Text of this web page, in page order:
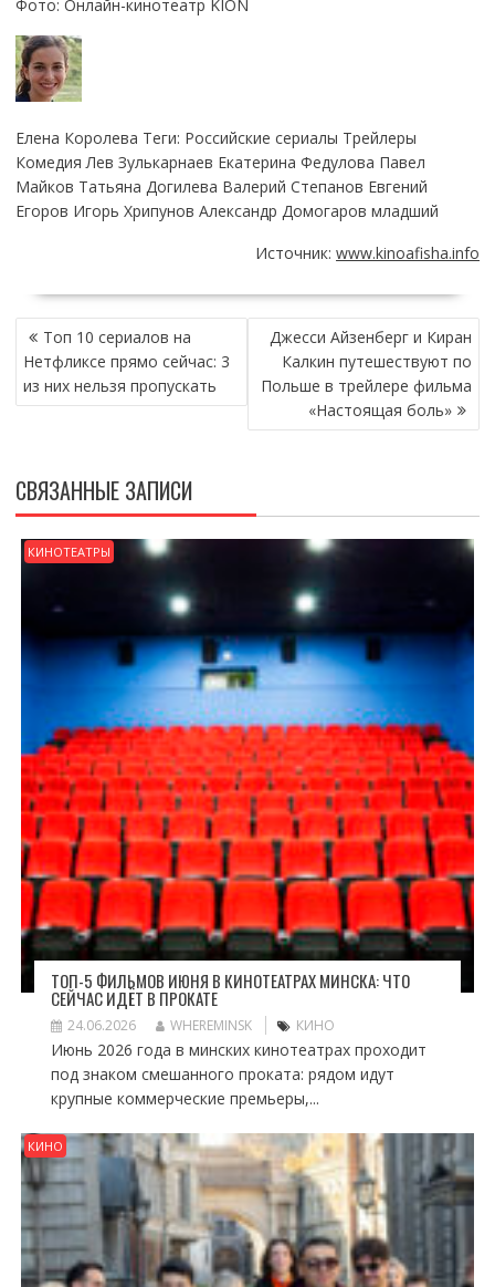
Фото: Онлайн-кинотеатр KION
Елена Королева Теги: Российские сериалы Трейлеры
Комедия Лев Зулькарнаев Екатерина Федулова Павел
Майков Татьяна Догилева Валерий Степанов Евгений
Егоров Игорь Хрипунов Александр Домогаров младший
Источник:www.kinoafisha.info
НАВИГАЦИЯ
ПО
ЗАПИСЯМ
Топ 10 сериалов на
Нетфликсе прямо сейчас: 3
из них нельзя пропускать
Джесси Айзенберг и Киран
Калкин путешествуют по
Польше в трейлере фильма
«Настоящая боль»
СВЯЗАННЫЕ ЗАПИСИ
КИНОТЕАТРЫ
ТОП-5 ФИЛЬМОВ ИЮНЯ В КИНОТЕАТРАХ МИНСКА: ЧТО
СЕЙЧАС ИДЁТ В ПРОКАТЕ
24.06.2026 WHEREMINSK КИНО
Июнь 2026 года в минских кинотеатрах проходит
под знаком смешанного проката: рядом идут
крупные коммерческие премьеры,...
КИНО